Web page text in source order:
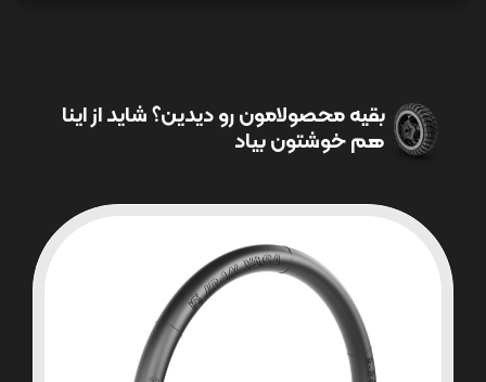
بقیه محصولامون رو دیدین؟ شاید از اینا
هم خوشتون بیاد